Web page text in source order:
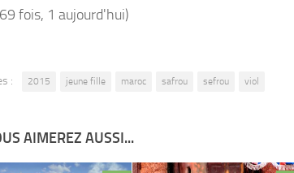
fois, 1 aujourd'hui)
: 2015 jeune fille maroc safrou sefrou viol
AIMEREZ AUSSI...